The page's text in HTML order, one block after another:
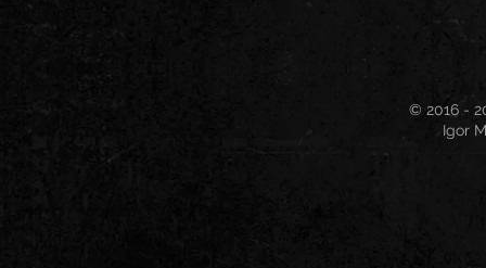
© 2016 -
Igor